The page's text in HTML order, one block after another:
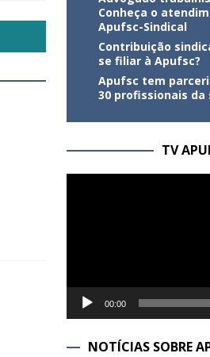
Conheça o
Apufsc-Sindical
Contribuição
se filiar à Apufsc?
Apufsc tem
30 profissionais da
TV
00:00
NOTÍCIAS SOBRE